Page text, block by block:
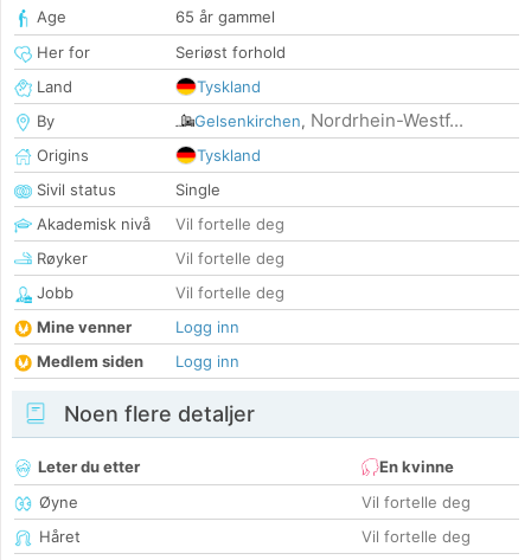
Age
65 år gammel
Her for
Seriøst forhold
Land
Tyskland
By
Gelsenkirchen, Nordrhein-Westf...
Origins
Tyskland
Sivil status
Single
Akademisk nivå
Vil fortelle deg
Røyker
Vil fortelle deg
Jobb
Vil fortelle deg
Mine venner
Logg inn
Medlem siden
Logg inn
Noen flere detaljer
Leter du etter
En kvinne
Øyne
Vil fortelle deg
Håret
Vil fortelle deg